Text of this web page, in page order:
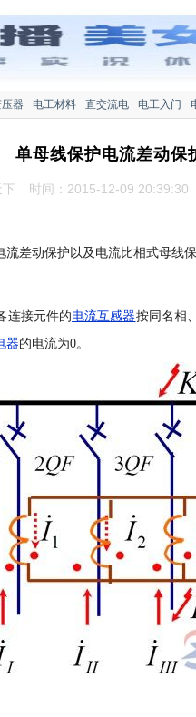
器 电工材料 直交流电 电工入门
单母线保护电流差动保
时间：2015-12-09 20:39:30
差动保护以及电流比相式母线保
连接元件的电流互感器按同名相
器的电流为0。